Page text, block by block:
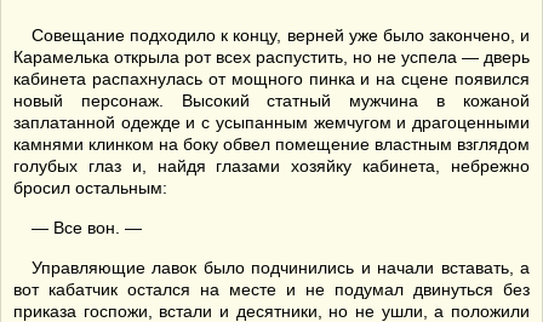
Совещание подходило к концу, верней уже было закончено, и
Карамелька открыла рот всех распустить, но не успела — дверь
кабинета распахнулась от мощного пинка и на сцене появился
новый персонаж. Высокий статный мужчина в кожаной
заплатанной одежде и с усыпанным жемчугом и драгоценными
камнями клинком на боку обвел помещение властным взглядом
голубых глаз и, найдя глазами хозяйку кабинета, небрежно
бросил остальным:
— Все вон. —
Управляющие лавок было подчинились и начали вставать, а
вот кабатчик остался на месте и не подумал двинуться без
приказа госпожи, встали и десятники, но не ушли, а положили